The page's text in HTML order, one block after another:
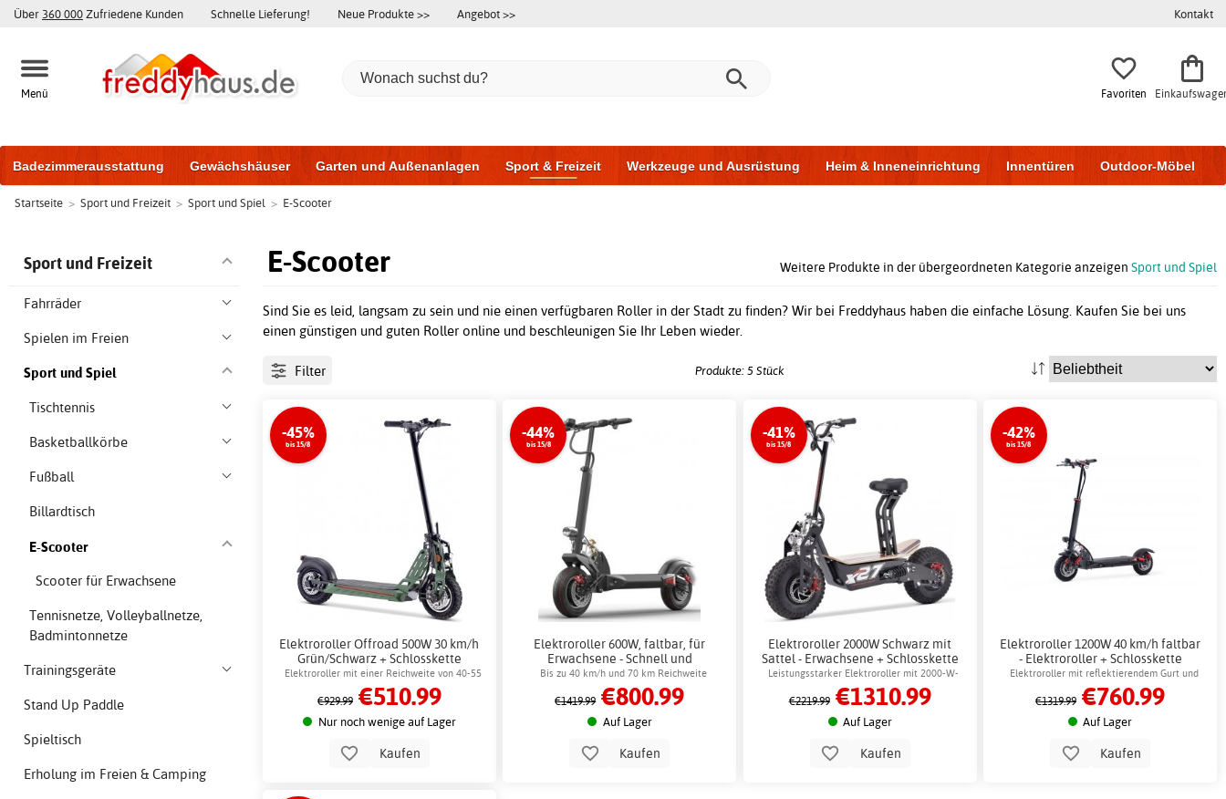
Über 360 000 Zufriedene Kunden Schnelle Lieferung! Neue Produkte >> Angebot >> Kontakt
Menü Favoriten
Badezimmerausstattung Gewächshäuser Garten und Außenanlagen Sport & Freizeit Werkzeuge und Ausrüstung Heim & Inneneinrichtung Innentüren Outdoor-Möbel
Gartenhäuser und Schuppen Haustüren Fenster
Startseite > Sport und Freizeit > Sport und Spiel > E-Scooter
E-Scooter Weitere Produkte in der übergeordneten Kategorie anzeigen Sport und Spiel
Sind Sie es leid, langsam zu sein und nie einen verfügbaren Roller in der Stadt zu finden? Wir bei Freddyhaus haben die einfache Lösung. Kaufen Sie bei uns
einen günstigen und guten Roller online und beschleunigen Sie Ihr Leben wieder.
Sport und Freizeit
Fahrräder
Spielen im Freien
Sport und Spiel
Tischtennis
Basketballkörbe
Fußball
Billardtisch
E-Scooter
Scooter für Erwachsene
Tennisnetze, Volleyballnetze,
Badmintonnetze
Trainingsgeräte
Stand Up Paddle
Spieltisch
Erholung im Freien & Camping
Filter Produkte: 5 Stück
-45%
bis 15/8
Elektroroller Offroad 500W 30 km/h
Grün/Schwarz + Schlosskette
Elektroroller mit einer Reichweite von 40-55
km
€929.99 €510.99
Nur noch wenige auf Lager
Kaufen
-44%
bis 15/8
Elektroroller 600W, faltbar, für
Erwachsene - Schnell und
leistungsstark + Schlosskette
Bis zu 40 km/h und 70 km Reichweite
€1419.99 €800.99
Auf Lager
Kaufen
-41%
bis 15/8
Elektroroller 2000W Schwarz mit
Sattel - Erwachsene + Schlosskette
Leistungsstarker Elektroroller mit 2000-W-
Motor und Stoßdämpfern
€2219.99 €1310.99
Auf Lager
Kaufen
-42%
bis 15/8
Elektroroller 1200W 40 km/h faltbar
- Elektroroller + Schlosskette
Elektroroller mit reflektierendem Gurt und
Scheibenbremse
€1319.99 €760.99
Auf Lager
Kaufen